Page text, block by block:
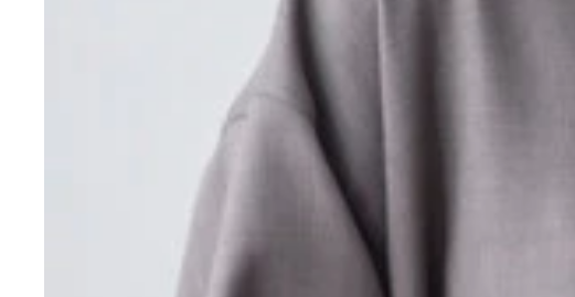
PITAKA MagEZ Charging Stand PITAKA／1万6599円（iPad